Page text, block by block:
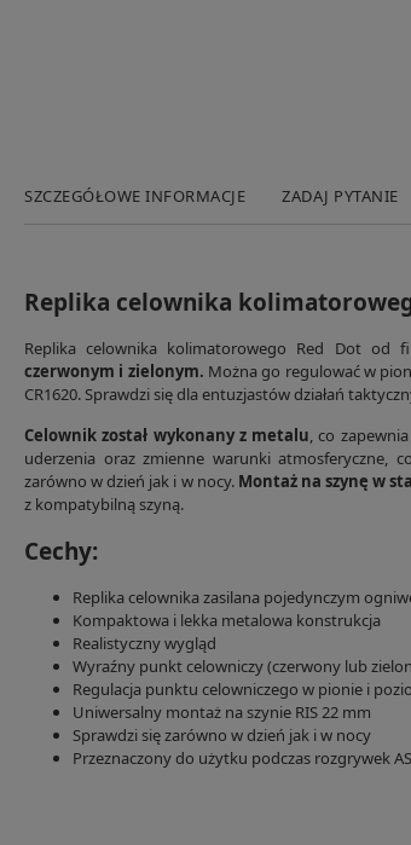
SZCZEGÓŁOWE INFORMACJE ZADAJ PYTANIE
Replika celownika
Replika celownika kolimatorowego Red Dot od
czerwonym i zielonym. Można go regulować w
CR1620. Sprawdzi się dla entuzjastów działań
Celownik został wykonany z metalu, co
uderzenia oraz zmienne warunki atmosferyczne,
zarówno w dzień jak i w nocy. Montaż na szynę w
z kompatybilną szyną.
Cechy:
Replika celownika zasilana pojedynczym
Kompaktowa i lekka metalowa konstrukcja
Realistyczny wygląd
Wyraźny punkt celowniczy (czerwony lub
Regulacja punktu celowniczego w pionie i
Uniwersalny montaż na szynie RIS 22 mm
Sprawdzi się zarówno w dzień jak i w nocy
Przeznaczony do użytku podczas rozgrywek